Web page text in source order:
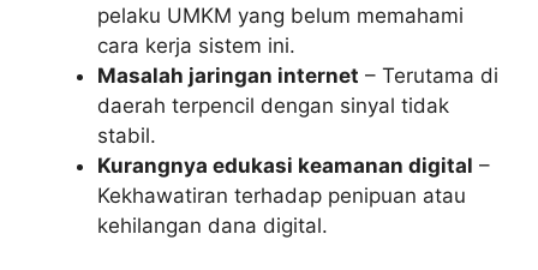
pelaku UMKM yang belum memahami
cara kerja sistem ini.
Masalah jaringan internet – Terutama di
daerah terpencil dengan sinyal tidak
stabil.
Kurangnya edukasi keamanan digital –
Kekhawatiran terhadap penipuan atau
kehilangan dana digital.